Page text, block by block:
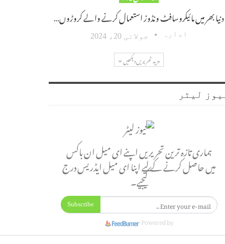
دنیا بھر میں مائیکروسافٹ ونڈوز استعمال کرنے والے کروڑوں…
ادارہ جولائی 20، 2024
مزید تحریریں دیکھیں
لیٹر
ہماری تازہ ترین تحریریں اپنے ای میل ان باکس
میں حاصل کرنے کے لیے اپنا ای میل ایڈریس درج
کیجیے۔
Subscribe
Powered by